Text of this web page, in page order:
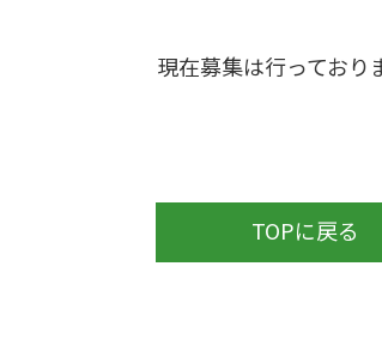
現在募集は行っており
TOPに戻る